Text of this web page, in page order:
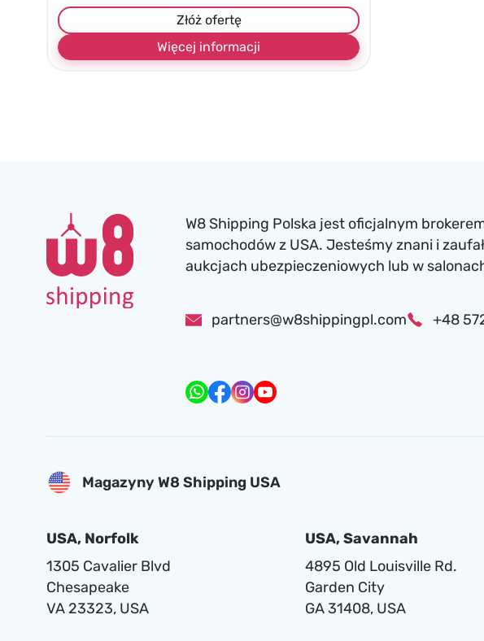
Złóż ofertę
Więcej informacji
W8 Shipping Polska jest oficjalnym
samochodów z USA. Jesteśmy znani i
aukcjach ubezpieczeniowych lub w
partners@w8shippingpl.com +48
Magazyny W8 Shipping USA
USA, Norfolk
1305 Cavalier Blvd
Chesapeake
VA 23323, USA
USA, Savannah
4895 Old Louisville Rd.
Garden City
GA 31408, USA